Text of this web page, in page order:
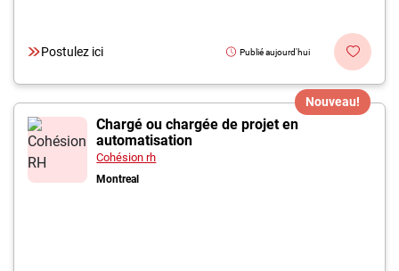
Postulez ici Publié aujourd'hui
Nouveau!
Chargé ou chargée de projet en
automatisation
Cohésion rh
Montreal